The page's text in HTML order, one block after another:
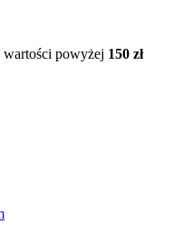
wartości powyżej 150 zł